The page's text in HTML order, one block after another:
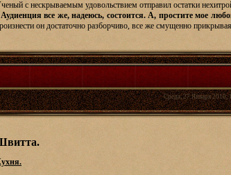
с нескрываемым удовольствием отправил остатки
Аудиенция все же, надеюсь, состоится. А, простите мое
он достаточно разборчиво, все же смущенно
Среда, 27 Января